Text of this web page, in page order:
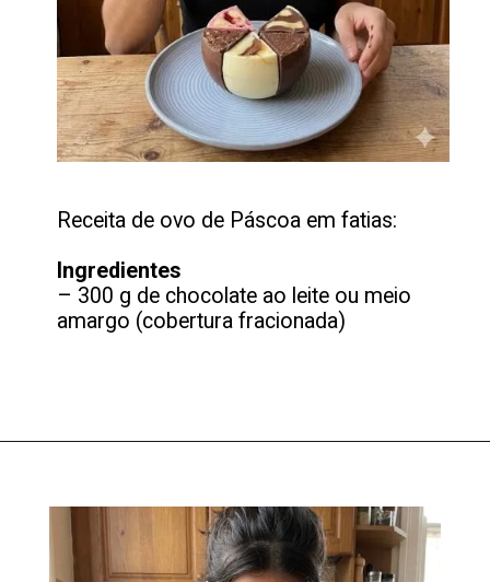
Receita de ovo de Páscoa em fatias:
Ingredientes
– 300 g de chocolate ao leite ou meio
amargo (cobertura fracionada)